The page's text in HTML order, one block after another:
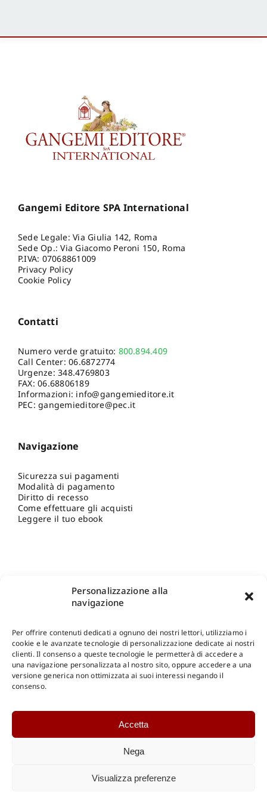
Personalizzazione alla
navigazione
Per offrire contenuti dedicati a ognuno dei nostri lettori, utilizziamo i
cookie e le avanzate tecnologie di personalizzazione dedicate ai nostri
clienti. Il consenso a queste tecnologie le permetterà di accedere a
una navigazione personalizzata al nostro sito, oppure accedere a una
versione generica non ottimizzata ai suoi interessi negando il
consenso.
Accetta
Nega
Visualizza preferenze
Gangemi Editore SPA International
Sede Legale: Via Giulia 142, Roma
Sede Op.: Via Giacomo Peroni 150, Roma
P.IVA: 07068861009
Privacy Policy
Cookie Policy
Contatti
Numero verde gratuito: 800.894.409
Call Center:06.6872774
Urgenze:348.4769803
FAX: 06.68806189
Informazioni: info@gangemieditore.it
PEC: gangemieditore@pec.it
Navigazione
Sicurezza sui pagamenti
Modalità di pagamento
Diritto di recesso
Come effettuare gli acquisti
Leggere il tuo ebook
Shop Gangemi Editore-Pagamenti Sicuri e anche Rateali
Catalogo Internazionale
DOWNLOAD
Catalogo Internazionale